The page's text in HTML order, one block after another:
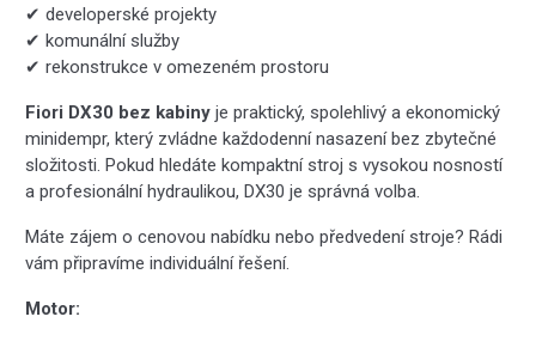
✔ developerské projekty
✔ komunální služby
✔ rekonstrukce v omezeném prostoru
Fiori DX30 bez kabiny je praktický, spolehlivý a ekonomický
minidempr, který zvládne každodenní nasazení bez zbytečné
složitosti. Pokud hledáte kompaktní stroj s vysokou nosností
a profesionální hydraulikou, DX30 je správná volba.
Máte zájem o cenovou nabídku nebo předvedení stroje? Rádi
vám připravíme individuální řešení.
Motor: